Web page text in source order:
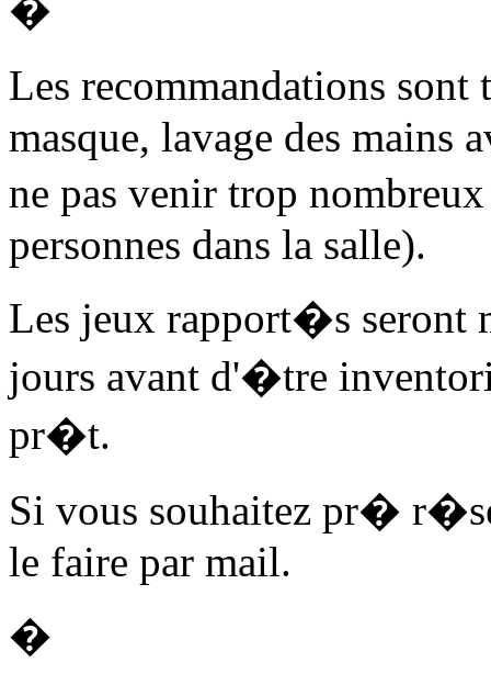
Les recommandations
masque, lavage des mains
ne pas venir trop
personnes dans la salle).
Les jeux rapport�s
jours avant d'�tre
pr�t.
Si vous souhaitez pr�
le faire par mail.
�